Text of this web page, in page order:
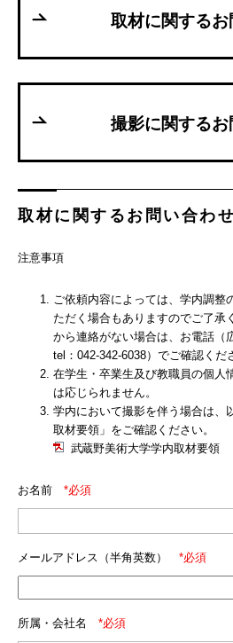
取材に関する
撮影に関する
取材に関するお問い合わせ
注意事項
ご依頼内容によっては、学内調整
ただく場合もありますのでご了承
から連絡がない場合は、お電話（
tel：042-342-6038）でご確認くだ
在学生・卒業生及び教職員の個人
は応じられません。
学内において撮影を伴う場合は、
取材要領」をご確認ください。
武蔵野美術大学学内取材要領
お名前 *必須
メールアドレス（半角英数） *必須
所属・会社名 *必須